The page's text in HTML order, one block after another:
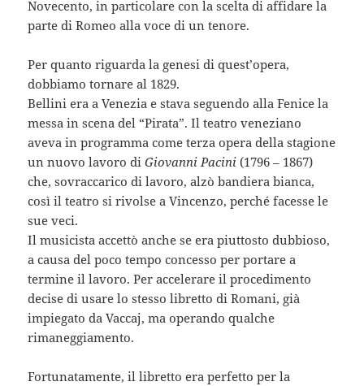
Novecento, in particolare con la scelta di affidare la
parte di Romeo alla voce di un tenore.
Per quanto riguarda la genesi di quest’opera,
dobbiamo tornare al 1829.
Bellini era a Venezia e stava seguendo alla Fenice la
messa in scena del “Pirata”. Il teatro veneziano
aveva in programma come terza opera della stagione
un nuovo lavoro diGiovanni Pacini (1796 – 1867)
che, sovraccarico di lavoro, alzò bandiera bianca,
così il teatro si rivolse a Vincenzo, perché facesse le
sue veci.
Il musicista accettò anche se era piuttosto dubbioso,
a causa del poco tempo concesso per portare a
termine il lavoro. Per accelerare il procedimento
decise di usare lo stesso libretto di Romani, già
impiegato da Vaccaj, ma operando qualche
rimaneggiamento.
Fortunatamente, il libretto era perfetto per la